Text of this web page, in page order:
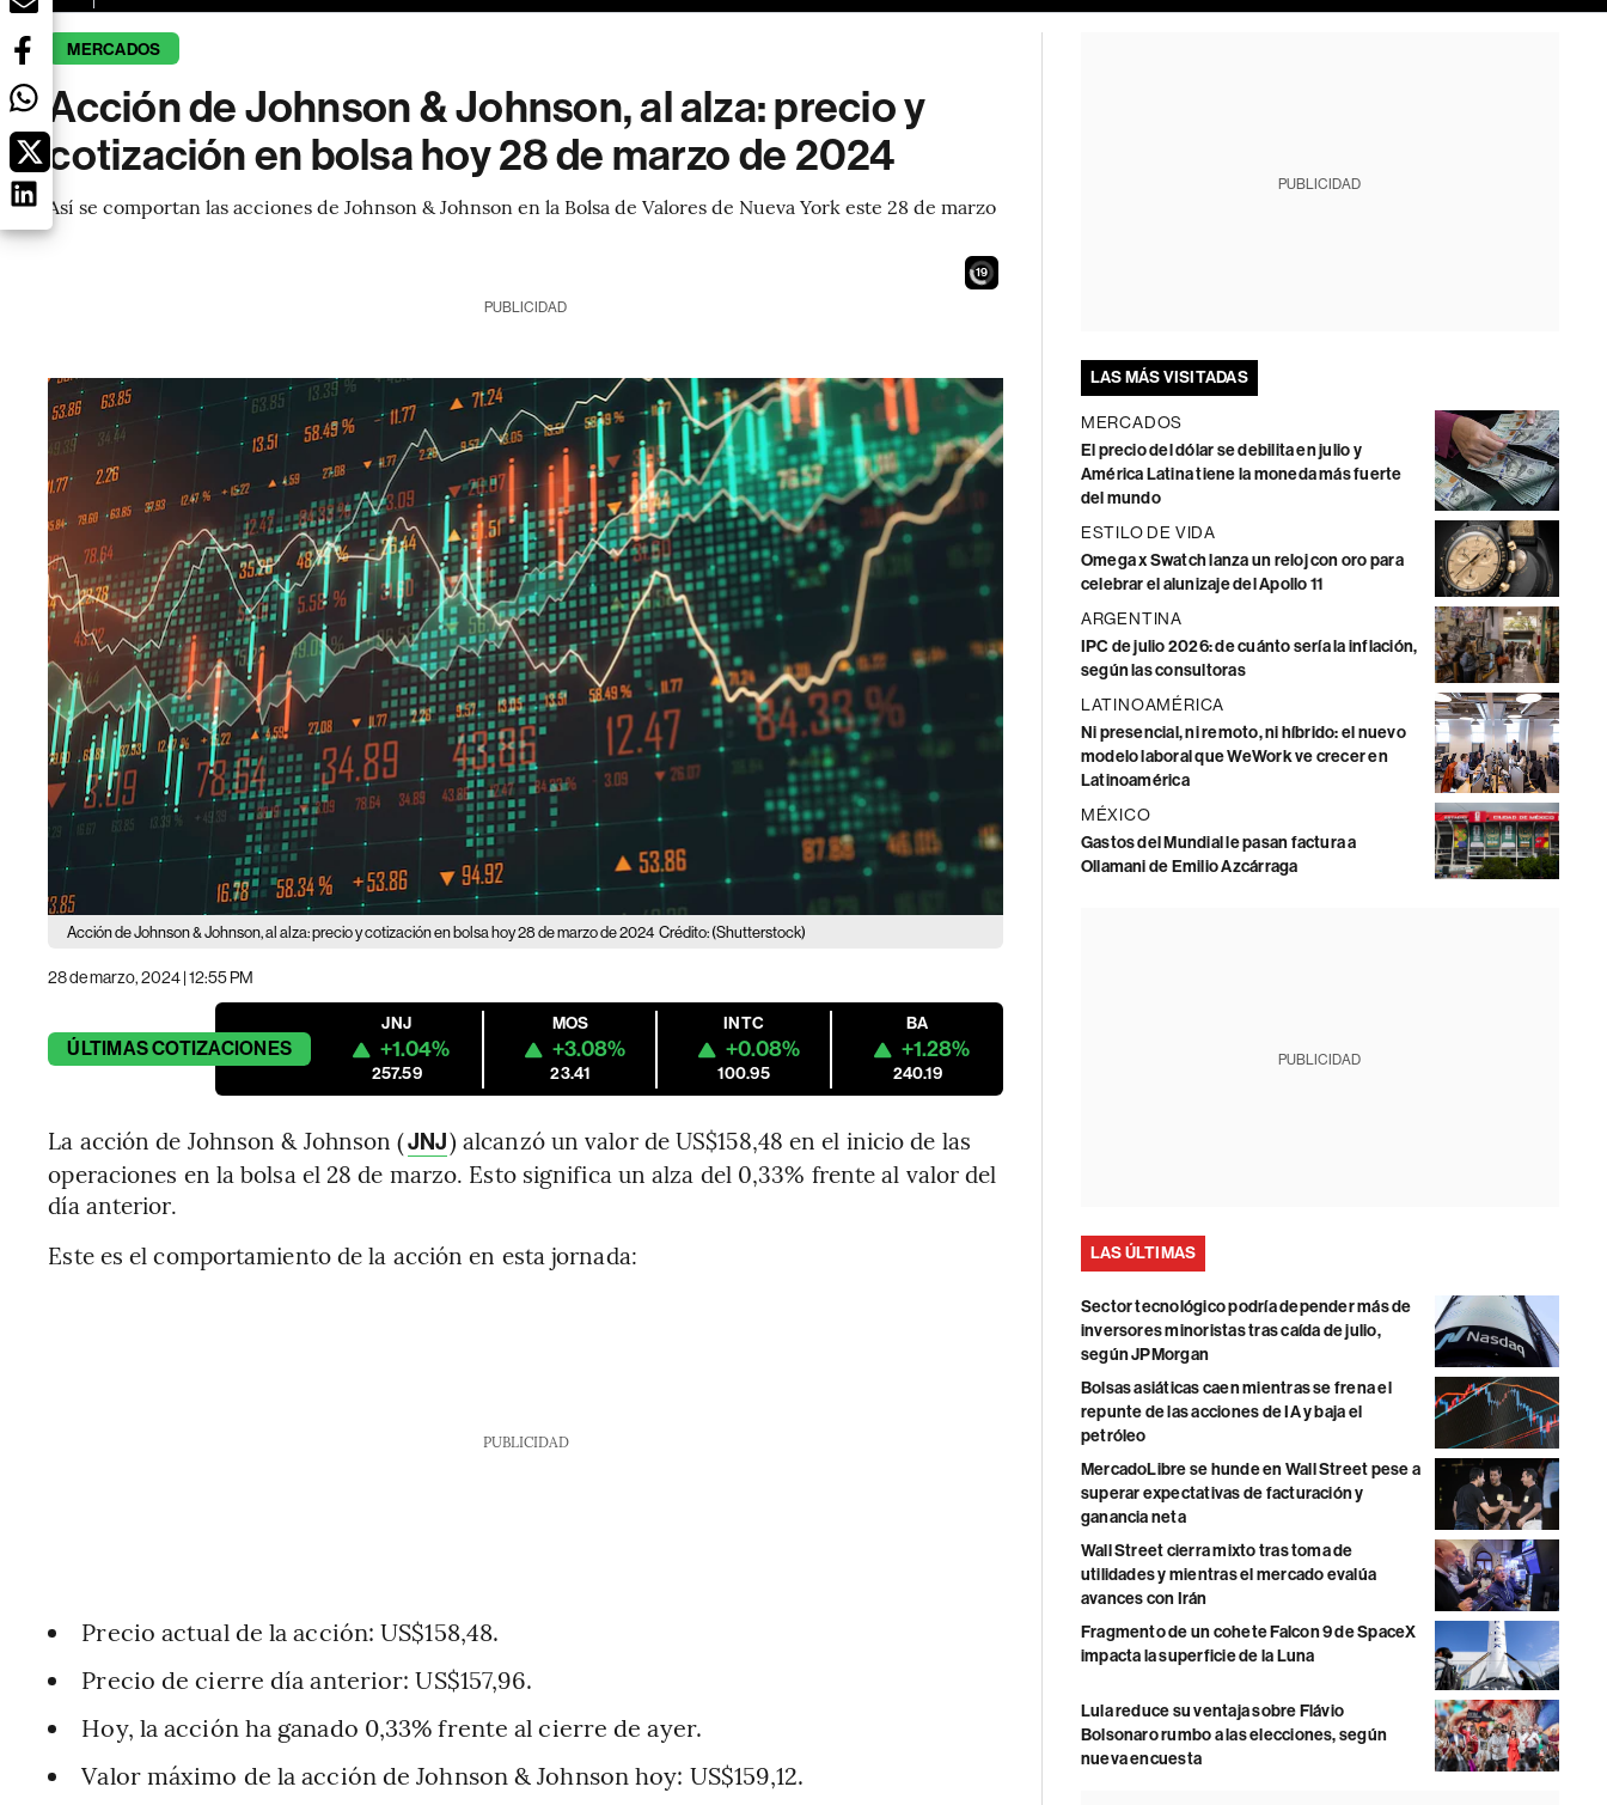
MERCADOS
Acción de Johnson & Johnson, al alza: precio y
cotización en bolsa hoy 28 de marzo de 2024
Así se comportan las acciones de Johnson & Johnson en la Bolsa de Valores de Nueva York este 28 de marzo
17
PUBLICIDAD
Acción de Johnson & Johnson, al alza: precio y cotización en bolsa hoy 28 de marzo de 2024 Crédito: (Shutterstock)
28 de marzo, 2024 | 12:55 PM
ÚLTIMASCOTIZACIONES
JNJ
+1.04%
257.59
MOS
+3.08%
23.41
INTC
+0.08%
100.95
BA
+1.28%
240.19
La acción de Johnson & Johnson (JNJ) alcanzó un valor de US$158,48 en el inicio de las
operaciones en la bolsa el 28 de marzo. Esto significa un alza del 0,33% frente al valor del
día anterior.
Este es el comportamiento de la acción en esta jornada:
PUBLICIDAD
Precio actual de la acción: US$158,48.
Precio de cierre día anterior: US$157,96.
Hoy, la acción ha ganado 0,33% frente al cierre de ayer.
Valor máximo de la acción de Johnson & Johnson hoy: US$159,12.
PUBLICIDAD
LAS MÁS VISITADAS
MERCADOS
El precio del dólar se debilita en julio y
América Latina tiene la moneda más fuerte
del mundo
ESTILO DE VIDA
Omega x Swatch lanza un reloj con oro para
celebrar el alunizaje del Apollo 11
ARGENTINA
IPC de julio 2026: de cuánto sería la inflación,
según las consultoras
LATINOAMÉRICA
Ni presencial, ni remoto, ni híbrido: el nuevo
modelo laboral que WeWork ve crecer en
Latinoamérica
MÉXICO
Gastos del Mundial le pasan factura a
Ollamani de Emilio Azcárraga
PUBLICIDAD
LAS ÚLTIMAS
Sector tecnológico podría depender más de
inversores minoristas tras caída de julio,
según JPMorgan
Bolsas asiáticas caen mientras se frena el
repunte de las acciones de IA y baja el
petróleo
MercadoLibre se hunde en Wall Street pese a
superar expectativas de facturación y
ganancia neta
Wall Street cierra mixto tras toma de
utilidades y mientras el mercado evalúa
avances con Irán
Fragmento de un cohete Falcon 9 de SpaceX
impacta la superficie de la Luna
Lula reduce su ventaja sobre Flávio
Bolsonaro rumbo a las elecciones, según
nueva encuesta